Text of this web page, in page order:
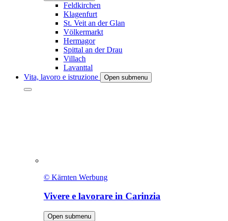
Feldkirchen
Klagenfurt
St. Veit an der Glan
Völkermarkt
Hermagor
Spittal an der Drau
Villach
Lavanttal
Vita, lavoro e istruzione
Open submenu
© Kärnten Werbung
Vivere e lavorare in Carinzia
Open submenu